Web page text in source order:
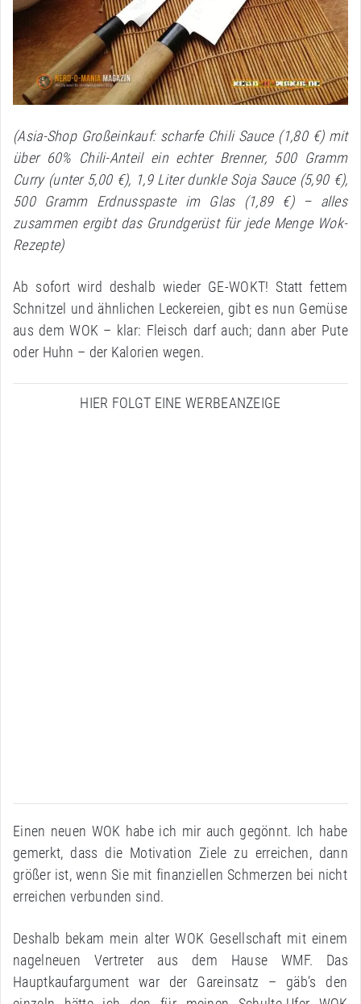
(Asia-Shop Großeinkauf: scharfe Chili Sauce (1,80 €) mit
über 60% Chili-Anteil ein echter Brenner, 500 Gramm
Curry (unter 5,00 €), 1,9 Liter dunkle Soja Sauce (5,90 €),
500 Gramm Erdnusspaste im Glas (1,89 €) – alles
zusammen ergibt das Grundgerüst für jede Menge Wok-
Rezepte)
Ab sofort wird deshalb wieder GE-WOKT! Statt fettem
Schnitzel und ähnlichen Leckereien, gibt es nun Gemüse
aus dem WOK – klar: Fleisch darf auch; dann aber Pute
oder Huhn – der Kalorien wegen.
HIER FOLGT EINE WERBEANZEIGE
Einen neuen WOK habe ich mir auch gegönnt. Ich habe
gemerkt, dass die Motivation Ziele zu erreichen, dann
größer ist, wenn Sie mit finanziellen Schmerzen bei nicht
erreichen verbunden sind.
Deshalb bekam mein alter WOK Gesellschaft mit einem
nagelneuen Vertreter aus dem Hause WMF. Das
Hauptkaufargument war der Gareinsatz – gäb’s den